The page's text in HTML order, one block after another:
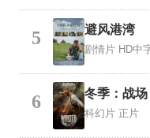
5 避风港湾
剧情片 HD中
6 冬季：战场
科幻片 正片